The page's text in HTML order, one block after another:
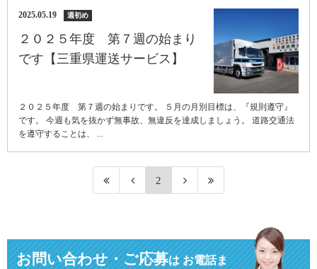
2025.05.19 週初め
２０２５年度 第７週の始まり
です【三重県運送サービス】
２０２５年度 第７週の始まりです。 ５月の月別目標は、『規則遵守』
です。 今週も気を抜かず無事故、無違反を達成しましょう。 道路交通法
を遵守することは、 ...
2
お問い合わせ・ご応募はお電話ま